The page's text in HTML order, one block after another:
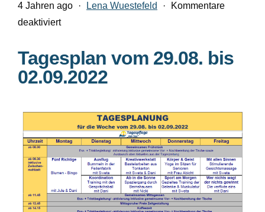
4 Jahren ago · Lena Wuestefeld ·
Kommentare
deaktiviertfür
vom
29.08.
Tagesplan vom 29.08. bis
02.09.2022